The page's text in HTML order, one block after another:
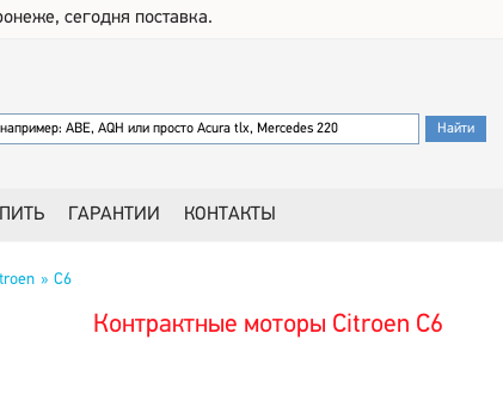
сегодня поставка.
ГАРАНТИИ КОНТАКТЫ
C6
Контрактные моторы Citroen C6